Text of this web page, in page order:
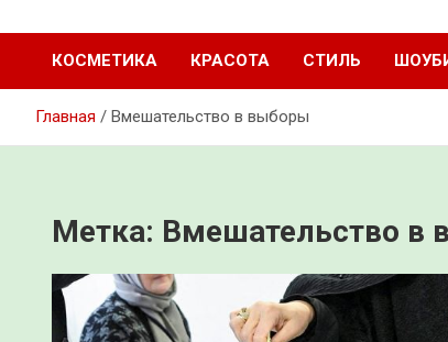
КОСМЕТИКА КРАСОТА СТИЛЬ
Главная Вмешательство в выборы
Метка: Вмешательство в